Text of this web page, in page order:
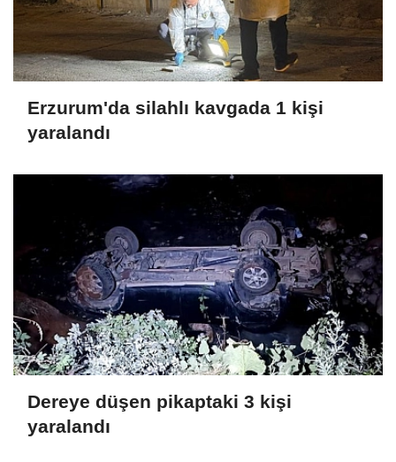
Erzurum'da silahlı kavgada 1 kişi
yaralandı
Dereye düşen pikaptaki 3 kişi
yaralandı